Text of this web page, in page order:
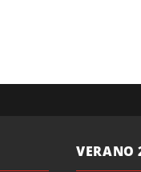
VERANO